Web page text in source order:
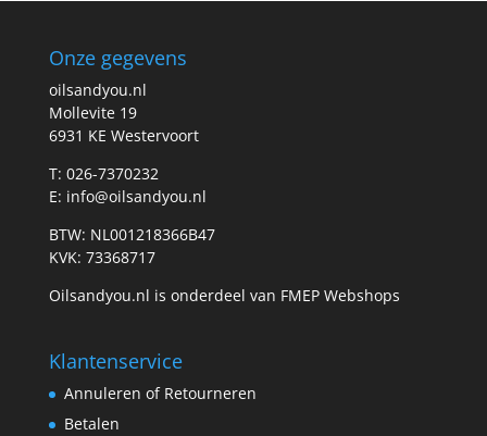
Onze gegevens
oilsandyou.nl
Mollevite 19
6931 KE Westervoort
T: 026-7370232
E: info@oilsandyou.nl
BTW: NL001218366B47
KVK: 73368717
Oilsandyou.nl is onderdeel van FMEP Webshops
Klantenservice
Annuleren of Retourneren
Betalen